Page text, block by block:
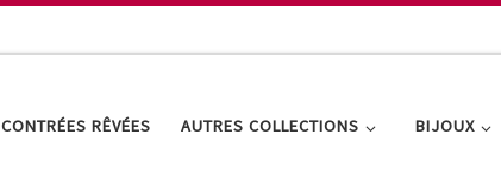
CONTRÉES RÊVÉES AUTRES COLLECTIONS BIJOUX